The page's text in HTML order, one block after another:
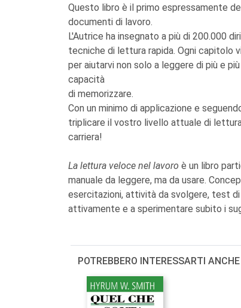
Questo libro è il primo espressamente
documenti di lavoro.
L'Autrice ha insegnato a più di 200.000
tecniche di lettura rapida. Ogni capitolo
per aiutarvi non solo a leggere di più e
capacità
di memorizzare.
Con un minimo di applicazione e
triplicare il vostro livello attuale di
carriera!
La lettura veloce nel lavoro è un libro
manuale da leggere, ma da usare.
esercitazioni, attività da svolgere, test
attivamente e a sperimentare subito i
POTREBBERO INTERESSARTI ANCHE